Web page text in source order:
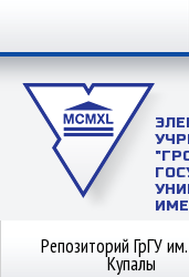
Репозиторий ГрГУ
Купалы